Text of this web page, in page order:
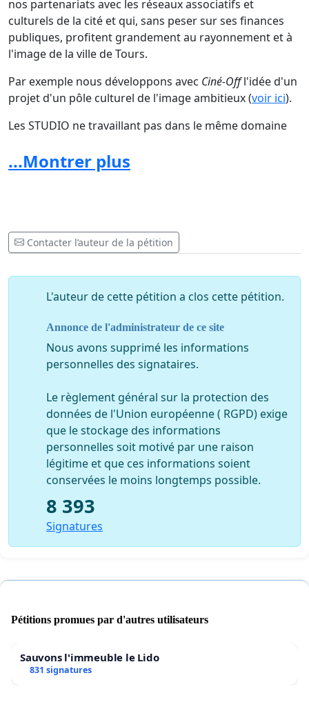
nos partenariats avec les réseaux associatifs et
culturels de la cité et qui, sans peser sur ses finances
publiques, profitent grandement au rayonnement et à
l'image de la ville de Tours.
Par exemple nous développons avec Ciné-Offl'idée d'un
projet d'un pôle culturel de l'imageambitieux (voir ici).
Les STUDIO ne travaillant pas dans le même domaine
sont aussi commerciaux, sont principalement culturels
et politiques.
Nous vous appelons tous, spectateurs, amis, abonnés
- en faisant connaître votre attachement aux cinémas
STUDIO autour de vous,
- en signant cet appel à soutien aux cinémas STUDIO
pour qu'ils poursuivent leur travail et leur action en
toute indépendance.
http://www.studiocine.com/images/affiches_vignettes/
Les cinémas Studio
2 rue des ursulines
37000 TOURS
...Montrer plus
Contacter l’auteur de la pétition
L'auteur de cette pétition a clos cette pétition.
Annonce de l'administrateur de ce site
Nous avons supprimé les informations
personnelles des signataires.
Le règlement général sur la protection des
données de l'Union européenne ( RGPD) exige
que le stockage des informations
personnelles soit motivé par une raison
légitime et que ces informations soient
conservées le moins longtemps possible.
8 393
Signatures
Pétitions promues par d'autres utilisateurs
Sauvons l'immeuble le Lido
831 signatures